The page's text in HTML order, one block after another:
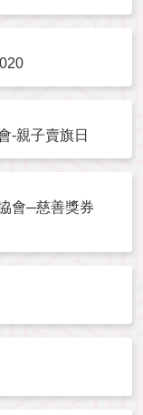
-親子賣旗日
會─慈善獎券